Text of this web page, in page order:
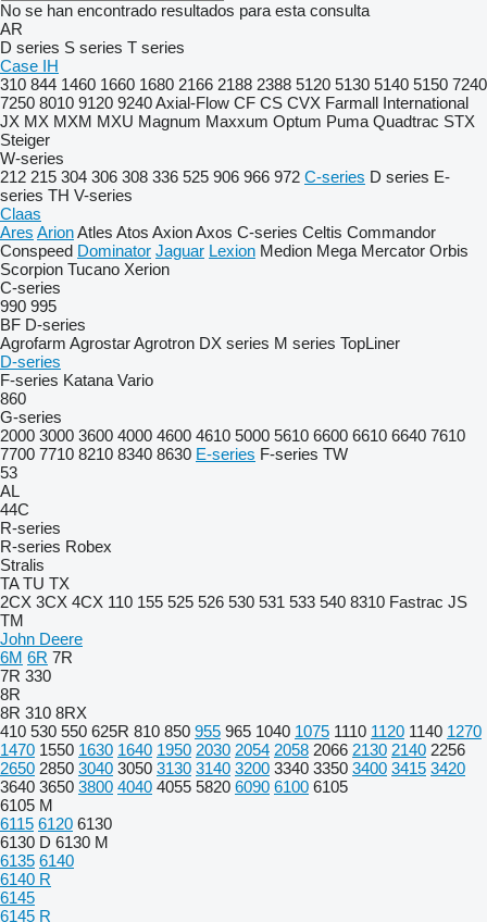
No se han encontrado resultados para esta consulta
AR
D series S series T series
Case IH
310 844 1460 1660 1680 2166 2188 2388 5120 5130 5140 5150 7240
7250 8010 9120 9240Axial-Flow CF CS CVX Farmall International
JX MX MXM MXU Magnum Maxxum Optum Puma Quadtrac STX
Steiger
W-series
212 215 304 306 308 336 525 906 966 972 C-series D series E-
series TH V-series
Claas
Ares ArionAtles Atos AxionAxos C-series Celtis Commandor
Conspeed Dominator Jaguar Lexion Medion Mega Mercator Orbis
Scorpion Tucano Xerion
C-series
990 995
BF D-series
Agrofarm AgrostarAgrotron DX series M series TopLiner
D-series
F-series Katana Vario
860
G-series
2000 3000 3600 4000 4600 4610 5000 5610 6600 6610 6640 7610
7700 7710 8210 8340 8630 E-series F-series TW
53
AL
44C
R-series
R-series Robex
Stralis
TA TU TX
2CX 3CX 4CX 110 155 525 526 530 531 533 540 8310 Fastrac JS
TM
John Deere
6M 6R 7R
7R 330
8R
8R 310 8RX
410 530 550 625R 810 850 955 965 1040 1075 1110 1120 1140 1270
1470 1550 1630 1640 1950 2030 2054 2058 2066 2130 2140 2256
2650 2850 3040 3050 3130 3140 3200 3340 3350 3400 3415 3420
3640 3650 3800 4040 4055 5820 6090 6100 6105
6105 M
6115 6120 6130
6130 D 6130 M
6135 6140
6140 R
6145
6145 R